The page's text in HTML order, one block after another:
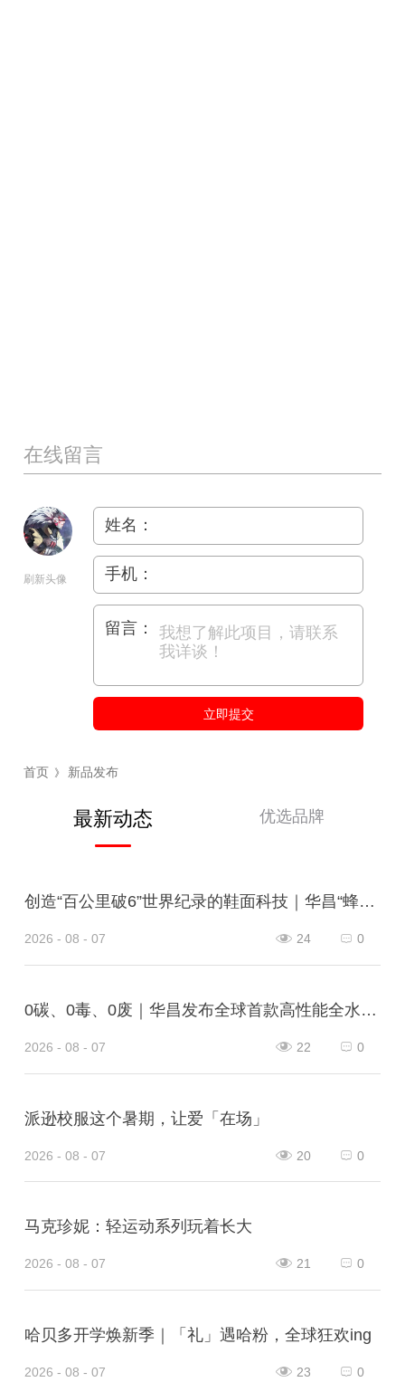
在线留言
刷新头像
姓名：
手机：
留言：
立即提交
首页 》 新品发布
最新动态 优选品牌
创造“百公里破6”世界纪录的鞋面科技｜华昌“蜂鸟翼网纱”定义极致轻量
2026 - 08 - 07 0
24
0碳、0毒、0废｜华昌发布全球首款高性能全水性鞋革“三零生态皮”
2026 - 08 - 07 0
22
派逊校服这个暑期，让爱「在场」
2026 - 08 - 07 0
20
马克珍妮：轻运动系列玩着长大
2026 - 08 - 07 0
21
哈贝多开学焕新季｜「礼」遇哈粉，全球狂欢ing
2026 - 08 - 07 0
23